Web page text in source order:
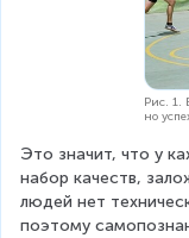
Рис. 1.
но
Это значит, что у
набор качеств,
людей нет
поэтому